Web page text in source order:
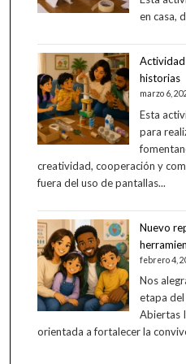
en casa,
Actividad
historias
marzo 6,
Esta
para
creatividad, cooperación y
fuera del uso de pantallas...
Nuevo
febrero 4,
Nos
etapa
Abiertas
orientada a fortalecer la